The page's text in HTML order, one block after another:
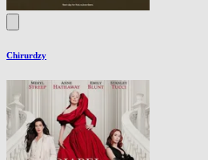
Chirurdzy